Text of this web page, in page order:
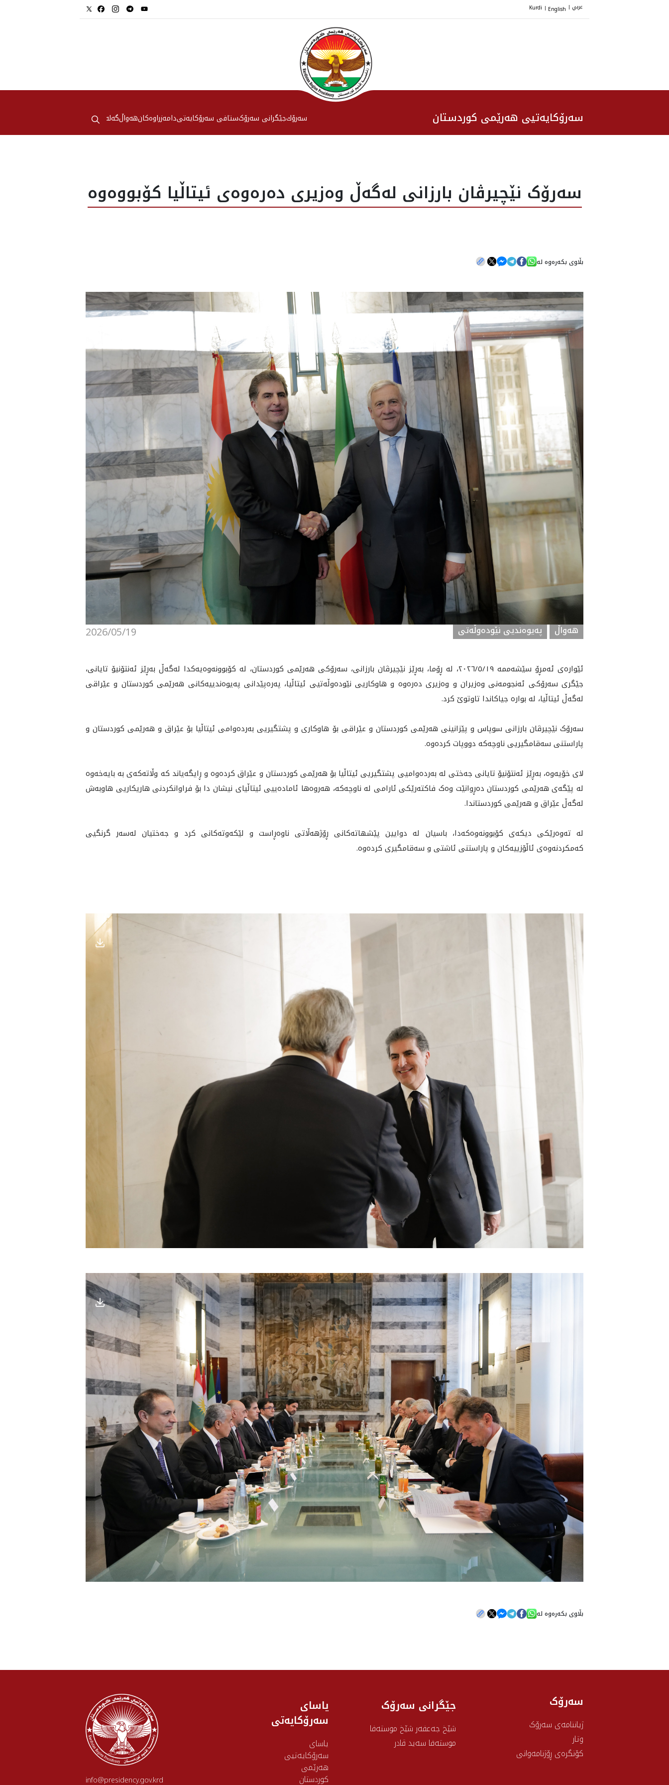
عربي |
English
|
Kurdi
سەرۆکایەتیی هەرێمی کوردستان سەرۆكجێگرانی سه‌رۆکستافی سەرۆکایەتیدامەزراوەکانهه‌واڵگەلەری
⚲
سەرۆک نێچیرڤان بارزانی لەگەڵ وەزیری دەرەوەی ئیتاڵیا کۆبووەوە
بڵاوی بکەرەوە لە
2026/05/19 هه‌واڵ په‌یوه‌ندیی نێوده‌وڵه‌تی
ئێواره‌ى ئەمڕۆ سێشەممە ٢٠٢٦/٥/١٩، لە ڕۆما، بەڕێز نێچیرڤان بارزانی، سەرۆکی هەرێمی کوردستان، له‌ كۆبوونه‌وه‌یەكدا لەگەڵ بەڕێز ئەنتۆنیۆ تایانی،
جێگری سەرۆکی ئەنجومەنی وەزیران و وەزیری دەرەوە و هاوکاریی نێودەوڵەتیی ئیتاڵیا، پەرەپێدانی پەیوەندییەكانى هەرێمی کوردستان و عێراقى
لەگەڵ ئیتاڵیا، له‌ بواره‌ جياكاندا تاوتوێ کرد.
سەرۆک نێچیرڤان بارزانی سوپاس و پێزانینی هەرێمی کوردستان و عێراقی بۆ هاوكارى و پشتگيريى بەردەوامی ئيتاڵيا بۆ عێراق و هه‌رێمى كوردستان و
پاراستنى سەقامگیریی ناوچەکە دووپات کردەوە.
لای خۆیەوە، بەڕێز ئەنتۆنیۆ تایانی جەختی لە بەردەوامیی پشتگيريى ئیتاڵیا بۆ هەرێمی کوردستان و عێراق کردەوە و ڕايگه‌ياند کە وڵاتەکەی بە بایەخەوە
لە پێگەی هەرێمی کوردستان دەڕوانێت وەک فاکتەرێکی ئارامی لە ناوچه‌كه‌، هه‌روه‌ها ئامادەییی ئیتاڵیای نیشان دا بۆ فراوانکردنی هاريكاريى هاوبه‌ش
له‌گه‌ڵ عێراق و هه‌رێمى كوردستاندا.
له‌ تەوەرێکی ديكه‌ى كۆبوونه‌وه‌كه‌دا، باسيان له‌ دوایین پێشهاتەكانى ڕۆژهه‌ڵاتى ناوه‌ڕاست و لێكه‌وته‌كانى كرد و جه‌ختيان لەسەر گرنگیی
کەمکردنەوەی ئاڵۆزییەکان و پاراستنى ئاشتی و سه‌قامگيرى كرده‌وه‌.
بڵاوی بکەرەوە لە
سەرۆک
ژیاننامەی سەرۆک
وتار
کۆنگرەی ڕۆژنامەوانی
جێگرانی سه‌رۆک
شێخ جەعفەر شێخ موستەفا
موستەفا سەید قادر
یاسای
سەرۆکایەتی
یاسای
سەرۆکایەتیی
هەرێمی
کوردستان info@presidency.gov.krd